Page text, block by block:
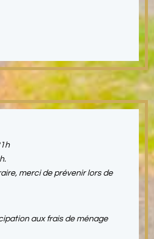
merci de prévenir lors de
aux frais de ménage